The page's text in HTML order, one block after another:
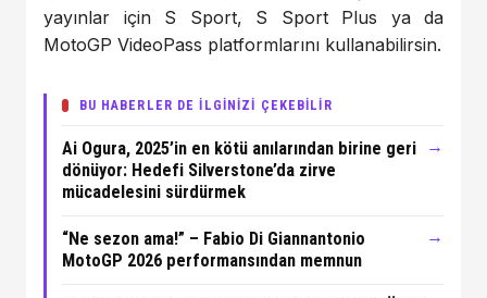
yayınlar için S Sport, S Sport Plus ya da
MotoGP VideoPass platformlarını kullanabilirsin.
BU HABERLER DE İLGİNİZİ ÇEKEBİLİR
Ai Ogura, 2025’in en kötü anılarından birine geri
dönüyor: Hedefi Silverstone’da zirve
mücadelesini sürdürmek
→
“Ne sezon ama!” – Fabio Di Giannantonio
MotoGP 2026 performansından memnun
→